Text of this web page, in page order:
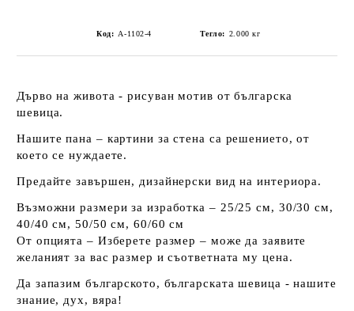
Код: А-1102-4 Тегло: 2.000 кг
Дърво на живота - рисуван мотив от българска
шевица.
Нашите пана – картини за стена са решението, от
което се нуждаете.
Предайте завършен, дизайнерски вид на интериора.
Възможни размери за изработка – 25/25 см, 30/30 см,
40/40 см, 50/50 см, 60/60 см
От опцията – Изберете размер – може да заявите
желаният за вас размер и съответната му цена.
Да запазим българското, българската шевица - нашите
знание, дух, вяра!